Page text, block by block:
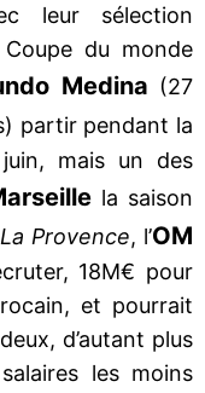
leur sélection
du monde
Medina (27
partir pendant la
mais un des
la saison
La Provence, l’OM
18M€ pour
et pourrait
d’autant plus
les moins